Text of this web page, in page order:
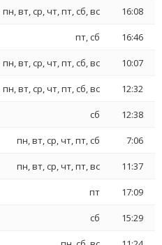
пн, вт, ср, чт, пт, сб, вс 16:08
пт, сб 16:46
пн, вт, ср, чт, пт, сб, вс 10:07
пн, вт, ср, чт, пт, сб, вс 12:32
сб 12:38
пн, вт, ср, чт, пт, сб 7:06
пн, вт, ср, чт, пт, вс 11:37
пт 17:09
сб 15:29